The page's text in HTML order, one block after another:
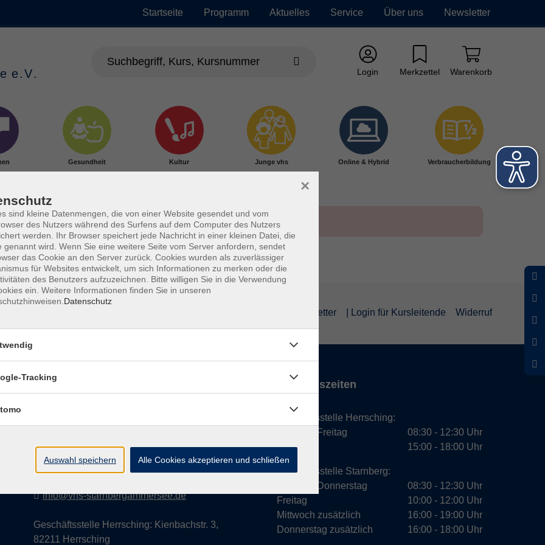
Startseite Programm Aktuelles Service Über uns Newsletter
Login Merkzettel Warenkorb
Gesundheit Kultur Junge vhs Online & Hybrid Verbraucherbildung
Newsletter | Login für Kursleitende Widerruf
Kontakt
Geschäftsstelle Starnberg: Bahnhofplatz 14,
info@vhs-starnbergammersee.de
Geschäftsstelle Herrsching: Kienbachstr. 3,
82211 Herrsching
Öffnungszeiten
Geschäftsstelle Herrsching:
Montag - Freitag
Dienstag
08:30 - 12:30 Uhr
15:00 - 18:00 Uhr
Geschäftsstelle Starnberg:
Montag - Donnerstag
Freitag
Mittwoch zusätzlich
Donnerstag zusätzlich
08:30 - 12:30 Uhr
10:00 - 12:00 Uhr
16:00 - 19:00 Uhr
16:00 - 18:00 Uhr
sind kleine Datenmengen, die von einer Website gesendet und vom
des Nutzers während des Surfens auf dem Computer des Nutzers
werden. Ihr Browser speichert jede Nachricht in einer kleinen Datei, die
genannt wird. Wenn Sie eine weitere Seite vom Server anfordern, sendet
das Cookie an den Server zurück. Cookies wurden als zuverlässiger
für Websites entwickelt, um sich Informationen zu merken oder die
des Benutzers aufzuzeichnen. Bitte willigen Sie in die Verwendung
ein. Weitere Informationen finden Sie in unseren
Datenschutz
×
Tracking
Auswahl speichern Alle Cookies akzeptieren und schließen